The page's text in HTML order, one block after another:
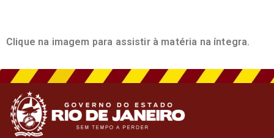
Clique na imagem para assistir à matéria na íntegra.